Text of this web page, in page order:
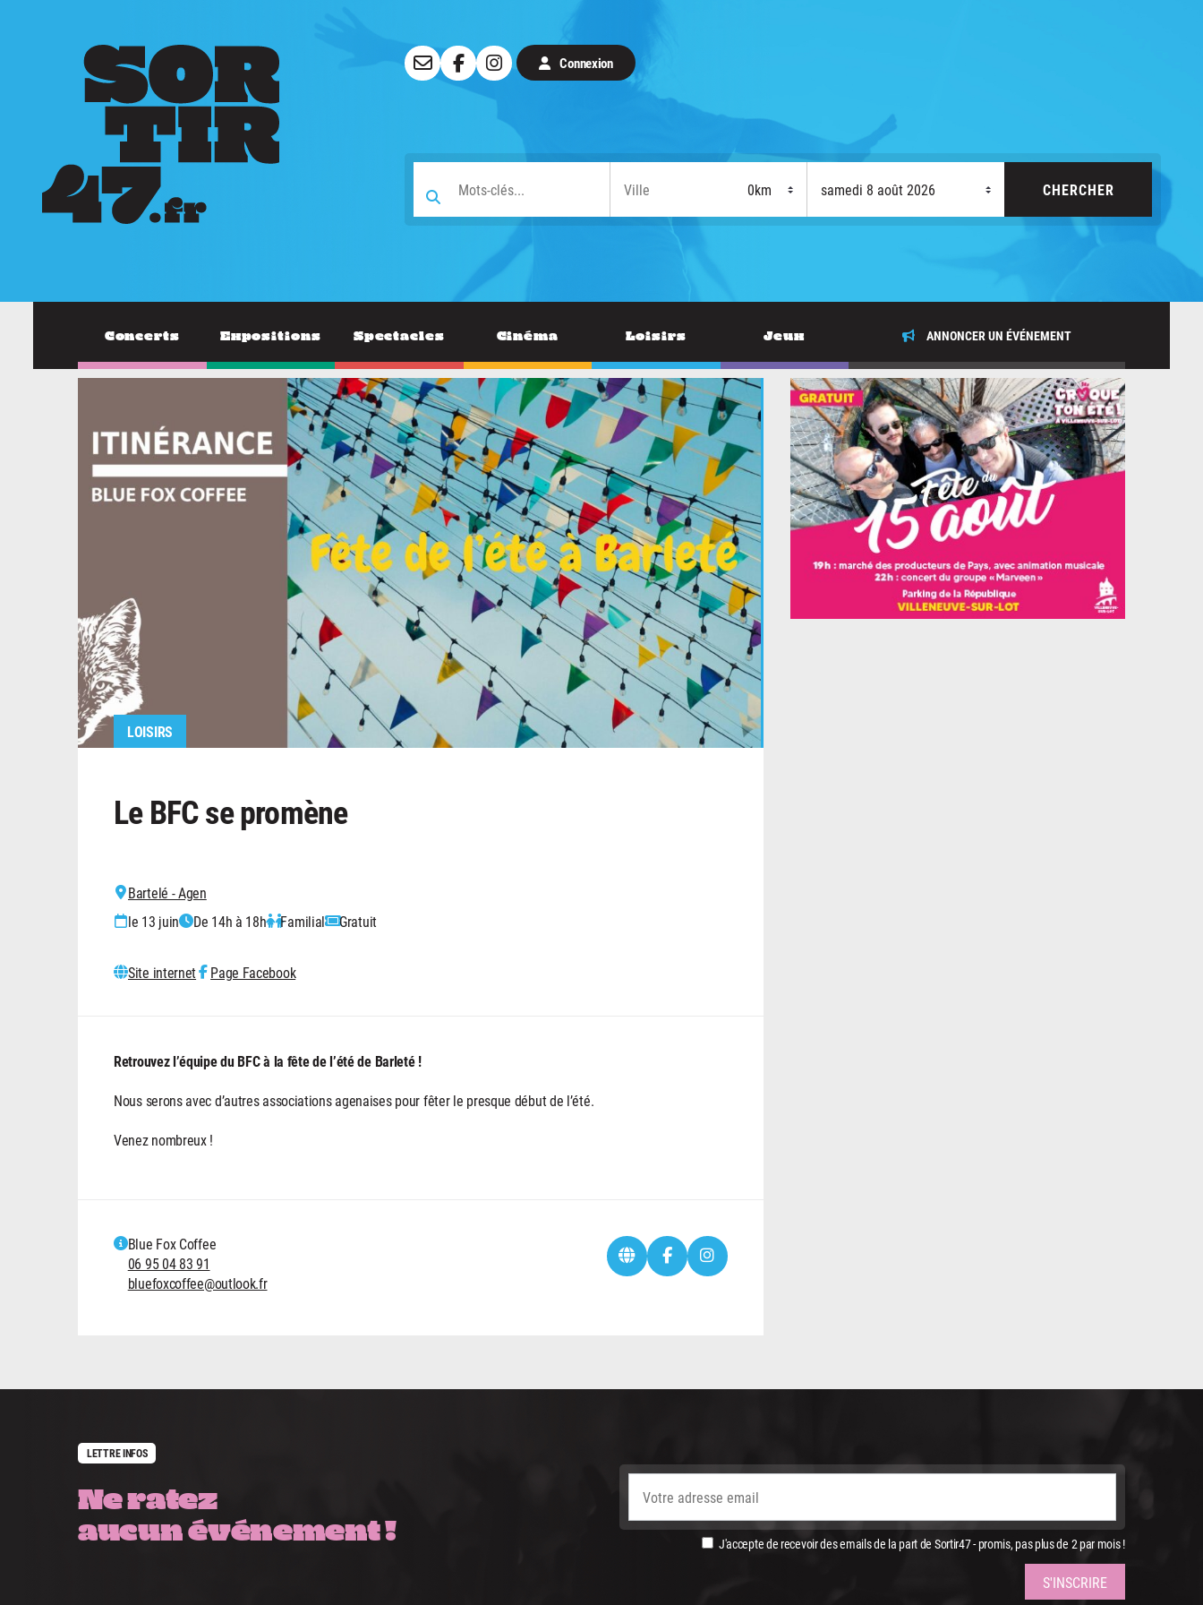
Connexion
Concerts Expositions Spectacles Cinéma Loisirs Jeux ANNONCER UN ÉVÉNEMENT
LOISIRS
Le BFC se promène
Bartelé - Agen
le 13 juin
De 14h à 18h Familial Gratuit
Site internet Page Facebook
Retrouvez l’équipe du BFC à la fête de l’été de Barleté !
Nous serons avec d’autres associations agenaises pour fêter le presque début de l’été.
Venez nombreux !
Blue Fox Coffee
06 95 04 83 91
bluefoxcoffee@outlook.fr
LETTRE INFOS
Ne ratez
aucun événement !
J'accepte de recevoir des emails de la part de Sortir47 - promis, pas plus de 2 par mois !